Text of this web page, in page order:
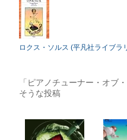
ロクス・ソルス (平凡社ライブラ
「ピアノチューナー・オブ
そうな投稿